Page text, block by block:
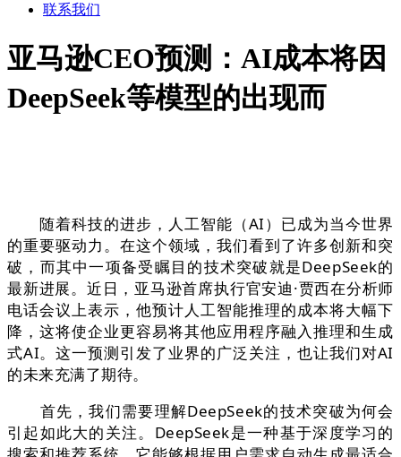
联系我们
亚马逊CEO预测：AI成本将因
DeepSeek等模型的出现而
随着科技的进步，人工智能（AI）已成为当今世界
的重要驱动力。在这个领域，我们看到了许多创新和突
破，而其中一项备受瞩目的技术突破就是DeepSeek的
最新进展。近日，亚马逊首席执行官安迪·贾西在分析师
电话会议上表示，他预计人工智能推理的成本将大幅下
降，这将使企业更容易将其他应用程序融入推理和生成
式AI。这一预测引发了业界的广泛关注，也让我们对AI
的未来充满了期待。
首先，我们需要理解DeepSeek的技术突破为何会
引起如此大的关注。DeepSeek是一种基于深度学习的